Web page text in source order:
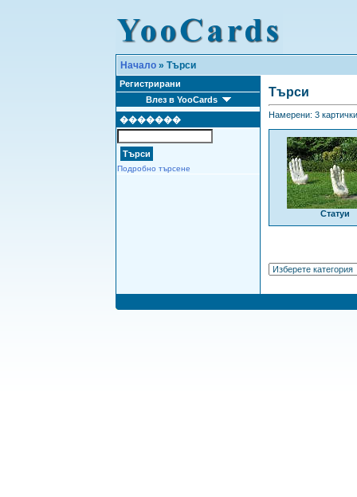
Начало » Търси
Регистрирани
Влез в YooCards
�������
Подробно търсене
Търси
Намерени: 3
Статуи